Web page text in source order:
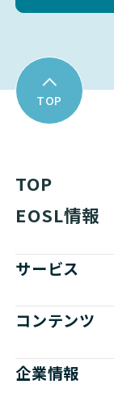
TOP
TOP
EOSL情報
サービス
コンテンツ
企業情報